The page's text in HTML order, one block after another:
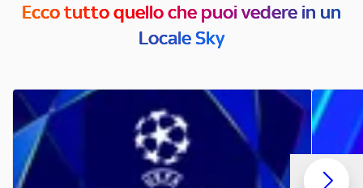
Ecco tutto quello che puoi vedere in un
Locale Sky